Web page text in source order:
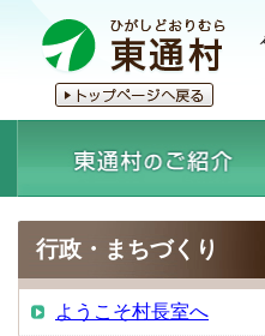
行政・まちづくり
ようこそ村長室へ